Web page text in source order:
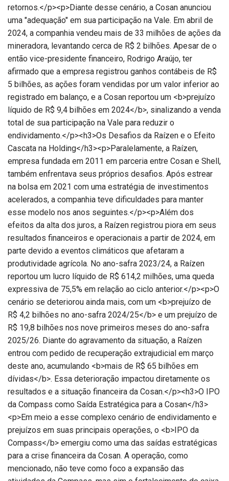
retornos.</p><p>Diante desse cenário, a Cosan anunciou
uma "adequação" em sua participação na Vale. Em abril de
2024, a companhia vendeu mais de 33 milhões de ações da
mineradora, levantando cerca de R$ 2 bilhões. Apesar de o
então vice-presidente financeiro, Rodrigo Araújo, ter
afirmado que a empresa registrou ganhos contábeis de R$
5 bilhões, as ações foram vendidas por um valor inferior ao
registrado em balanço, e a Cosan reportou um <b>prejuízo
líquido de R$ 9,4 bilhões em 2024</b>, sinalizando a venda
total de sua participação na Vale para reduzir o
endividamento.</p><h3>Os Desafios da Raízen e o Efeito
Cascata na Holding</h3><p>Paralelamente, a Raízen,
empresa fundada em 2011 em parceria entre Cosan e Shell,
também enfrentava seus próprios desafios. Após estrear
na bolsa em 2021 com uma estratégia de investimentos
acelerados, a companhia teve dificuldades para manter
esse modelo nos anos seguintes.</p><p>Além dos
efeitos da alta dos juros, a Raízen registrou piora em seus
resultados financeiros e operacionais a partir de 2024, em
parte devido a eventos climáticos que afetaram a
produtividade agrícola. No ano-safra 2023/24, a Raízen
reportou um lucro líquido de R$ 614,2 milhões, uma queda
expressiva de 75,5% em relação ao ciclo anterior.</p><p>O
cenário se deteriorou ainda mais, com um <b>prejuízo de
R$ 4,2 bilhões no ano-safra 2024/25</b> e um prejuízo de
R$ 19,8 bilhões nos nove primeiros meses do ano-safra
2025/26. Diante do agravamento da situação, a Raízen
entrou com pedido de recuperação extrajudicial em março
deste ano, acumulando <b>mais de R$ 65 bilhões em
dívidas</b>. Essa deterioração impactou diretamente os
resultados e a situação financeira da Cosan.</p><h3>O IPO
da Compass como Saída Estratégica para a Cosan</h3>
<p>Em meio a esse complexo cenário de endividamento e
prejuízos em suas principais operações, o <b>IPO da
Compass</b> emergiu como uma das saídas estratégicas
para a crise financeira da Cosan. A operação, como
mencionado, não teve como foco a expansão das